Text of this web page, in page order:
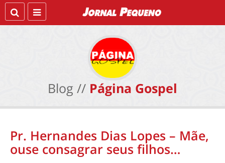
Blog // Página Gospel
Pr. Hernandes Dias Lopes – Mãe,
ouse consagrar seus filhos…